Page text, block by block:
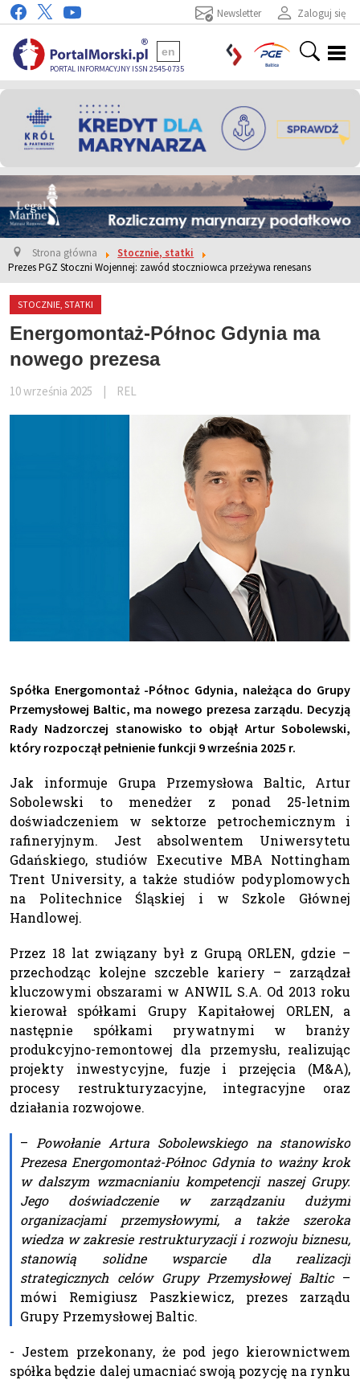
Zaloguj się
Newsletter
PORTAL INFORMACYJNY ISSN 2545-0735
en
Strona główna
Stocznie, statki
Prezes PGZ Stoczni Wojennej: zawód stoczniowca przeżywa renesans
STOCZNIE, STATKI
Energomontaż-Północ Gdynia ma
nowego prezesa
10 września 2025 REL
Spółka Energomontaż -Północ Gdynia, należąca do Grupy
Przemysłowej Baltic, ma nowego prezesa zarządu. Decyzją
Rady Nadzorczej stanowisko to objął Artur Sobolewski,
który rozpoczął pełnienie funkcji 9 września 2025 r.
Jak informuje Grupa Przemysłowa Baltic, Artur
Sobolewski to menedżer z ponad 25-letnim
doświadczeniem w sektorze petrochemicznym i
rafineryjnym. Jest absolwentem Uniwersytetu
Gdańskiego, studiów Executive MBA Nottingham
Trent University, a także studiów podyplomowych
na Politechnice Śląskiej i w Szkole Głównej
Handlowej.
Przez 18 lat związany był z Grupą ORLEN, gdzie –
przechodząc kolejne szczeble kariery – zarządzał
kluczowymi obszarami w ANWIL S.A. Od 2013 roku
kierował spółkami Grupy Kapitałowej ORLEN, a
następnie spółkami prywatnymi w branży
produkcyjno-remontowej dla przemysłu, realizując
projekty inwestycyjne, fuzje i przejęcia (M&A),
procesy restrukturyzacyjne, integracyjne oraz
działania rozwojowe.
– Powołanie Artura Sobolewskiego na stanowisko
Prezesa Energomontaż-Północ Gdynia to ważny krok
w dalszym wzmacnianiu kompetencji naszej Grupy.
Jego doświadczenie w zarządzaniu dużymi
organizacjami przemysłowymi, a także szeroka
wiedza w zakresie restrukturyzacji i rozwoju biznesu,
stanowią solidne wsparcie dla realizacji
strategicznych celów Grupy Przemysłowej Baltic–
mówi Remigiusz Paszkiewicz, prezes zarządu
Grupy Przemysłowej Baltic.
- Jestem przekonany, że pod jego kierownictwem
spółka będzie dalej umacniać swoją pozycję na rynku